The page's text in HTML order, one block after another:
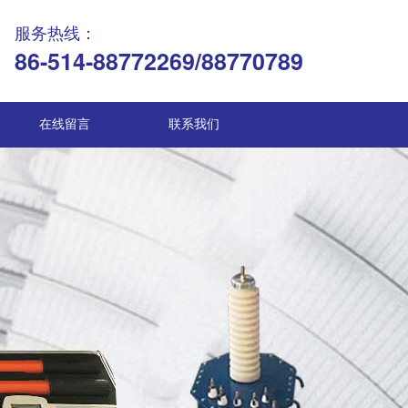
服务热线：
86-514-88772269/88770789
在线留言 联系我们